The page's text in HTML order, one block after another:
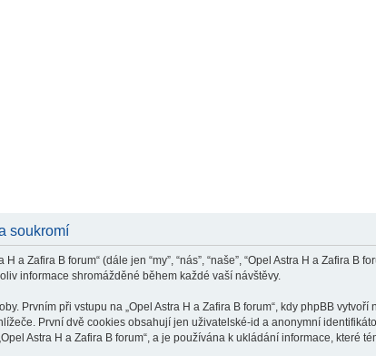
soukromí
a Zafira B forum“ (dále jen “my”, “nás”, “naše”, “Opel Astra H a Zafira B
informace shromážděné během každé vaší návštěvy.
Prvním při vstupu na „Opel Astra H a Zafira B forum“, kdy phpBB
První dvě cookies obsahují jen uživatelské-id a anonymní
Astra H a Zafira B forum“, a je používána k ukládání informace, které